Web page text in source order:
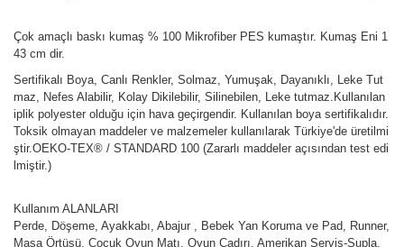
Çok amaçlı baskı kumaş % 100 Mikrofiber PES kumaştır. Kumaş Eni 1
43 cm dir.
Sertifikalı Boya, Canlı Renkler, Solmaz, Yumuşak, Dayanıklı, Leke Tut
maz, Nefes Alabilir, Kolay Dikilebilir, Silinebilen, Leke tutmaz.Kullanılan
iplik polyester olduğu için hava geçirgendir. Kullanılan boya sertifikalıdır.
Toksik olmayan maddeler ve malzemeler kullanılarak Türkiye'de üretilmi
ştir.OEKO-TEX® / STANDARD 100 (Zararlı maddeler açısından test edi
lmiştir.)
Kullanım ALANLARI
Perde, Döşeme, Ayakkabı, Abajur , Bebek Yan Koruma ve Pad, Runner,
Masa Örtüsü, Çocuk Oyun Matı, Oyun Çadırı, Amerikan Servis-Supla,